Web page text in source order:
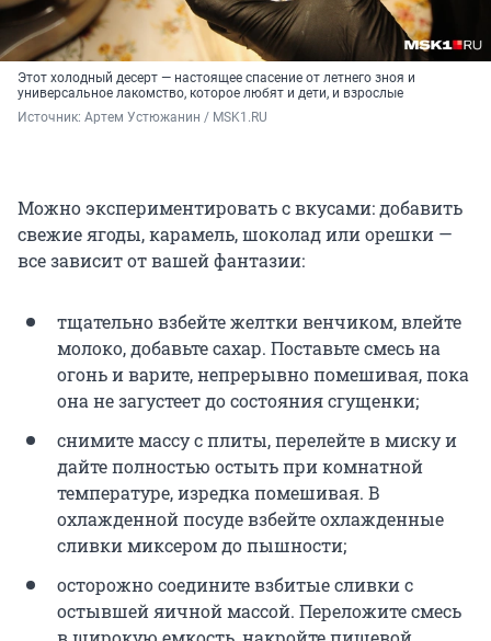
Этот холодный десерт — настоящее спасение от летнего зноя и
универсальное лакомство, которое любят и дети, и взрослые
Источник: Артем Устюжанин / MSK1.RU
Можно экспериментировать с вкусами: добавить
свежие ягоды, карамель, шоколад или орешки —
все зависит от вашей фантазии:
тщательно взбейте желтки венчиком, влейте
молоко, добавьте сахар. Поставьте смесь на
огонь и варите, непрерывно помешивая, пока
она не загустеет до состояния сгущенки;
снимите массу с плиты, перелейте в миску и
дайте полностью остыть при комнатной
температуре, изредка помешивая. В
охлажденной посуде взбейте охлажденные
сливки миксером до пышности;
осторожно соедините взбитые сливки с
остывшей яичной массой. Переложите смесь